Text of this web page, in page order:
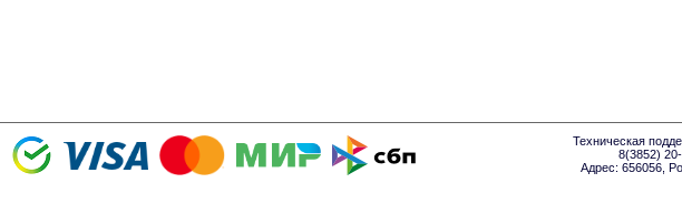
Техническая
8(3852)
Адрес: 656056,